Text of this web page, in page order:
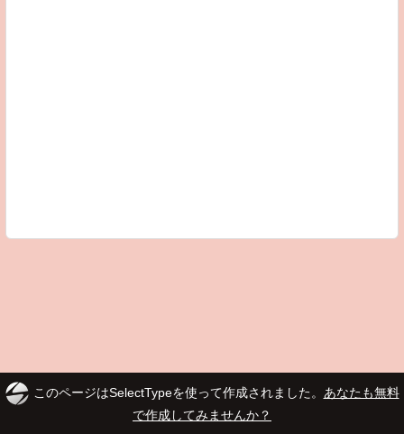
このページはSelectTypeを使って作成されました。 あなたも無料
で作成してみませんか？